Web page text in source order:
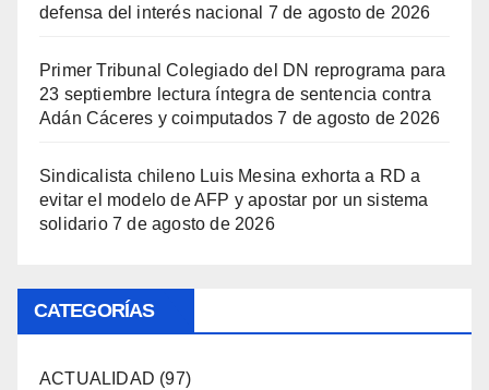
defensa del interés nacional 7 de agosto de 2026
Primer Tribunal Colegiado del DN reprograma para
23 septiembre lectura íntegra de sentencia contra
Adán Cáceres y coimputados 7 de agosto de 2026
Sindicalista chileno Luis Mesina exhorta a RD a
evitar el modelo de AFP y apostar por un sistema
solidario 7 de agosto de 2026
CATEGORÍAS
ACTUALIDAD (97)